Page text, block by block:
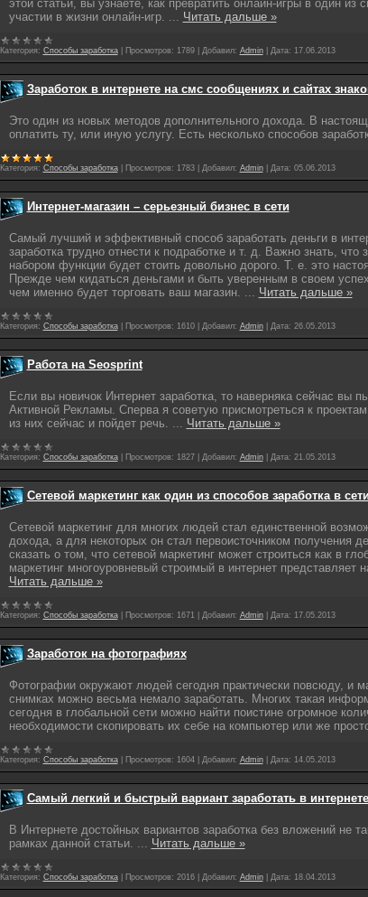
этой статьи, вы узнаете, как превратить онлайн-игры в один из
участии в жизни онлайн-игр.
Читать дальше »
Категория: Способы заработка Просмотров: 1789 Добавил: Admin Дата: 17.06.2013
Заработок в интернете на смс сообщениях и сайтах
Это один из новых методов дополнительного дохода. В
оплатить ту, или иную услугу. Есть несколько способов
Категория: Способы заработка Просмотров: 1783 Добавил: Admin Дата: 05.06.2013
Интернет-магазин – серьезный бизнес в сети
Самый лучший и эффективный способ заработать деньги в
заработка трудно отнести к подработке и т. д. Важно знать,
набором функции будет стоить довольно дорого. Т. е. это
Прежде чем кидаться деньгами и быть уверенным в своем
чем именно будет торговать ваш магазин.
Читать дальше »
Категория: Способы заработка Просмотров: 1610 Добавил: Admin Дата: 26.05.2013
Работа на Seosprint
Если вы новичок Интернет заработка, то наверняка сейчас вы
Активной Рекламы. Сперва я советую присмотреться к
из них сейчас и пойдет речь.
Читать дальше »
Категория: Способы заработка Просмотров: 1827 Добавил: Admin Дата: 21.05.2013
Сетевой маркетинг как один из способов заработка в сети
Сетевой маркетинг для многих людей стал единственной
дохода, а для некоторых он стал первоисточником получения
сказать о том, что сетевой маркетинг может строиться как в
маркетинг многоуровневый строимый в интернет представляет
Читать дальше »
Категория: Способы заработка Просмотров: 1671 Добавил: Admin Дата: 17.05.2013
Заработок на фотографиях
Фотографии окружают людей сегодня практически повсюду, и
снимках можно весьма немало заработать. Многих такая
сегодня в глобальной сети можно найти поистине огромное
необходимости скопировать их себе на компьютер или же
Категория: Способы заработка Просмотров: 1604 Добавил: Admin Дата: 14.05.2013
Самый легкий и быстрый вариант заработать в интернете
В Интернете достойных вариантов заработка без вложений не
рамках данной статьи.
Читать дальше »
Категория: Способы заработка Просмотров: 2016 Добавил: Admin Дата: 18.04.2013